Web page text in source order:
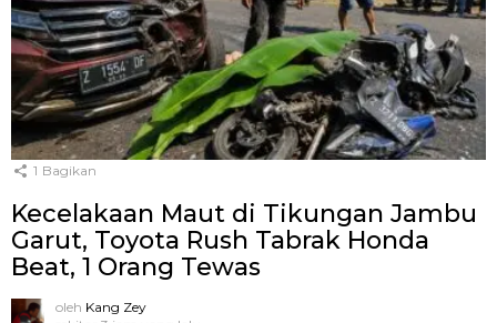
1 Bagikan
Kecelakaan Maut di Tikungan Jambu
Garut, Toyota Rush Tabrak Honda
Beat, 1 Orang Tewas
oleh Kang Zey